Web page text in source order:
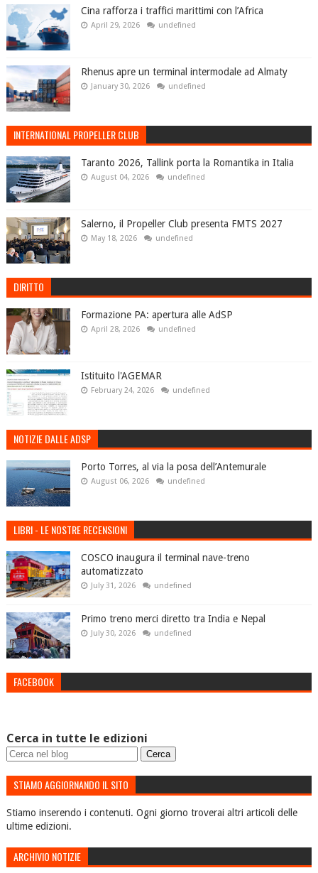
Cina rafforza i traffici marittimi con l’Africa
April 29, 2026 undefined
Rhenus apre un terminal intermodale ad Almaty
January 30, 2026 undefined
INTERNATIONAL PROPELLER CLUB
Taranto 2026, Tallink porta la Romantika in Italia
August 04, 2026 undefined
Salerno, il Propeller Club presenta FMTS 2027
May 18, 2026 undefined
DIRITTO
Formazione PA: apertura alle AdSP
April 28, 2026 undefined
Istituito l'AGEMAR
February 24, 2026 undefined
NOTIZIE DALLE ADSP
Porto Torres, al via la posa dell’Antemurale
August 06, 2026 undefined
LIBRI - LE NOSTRE RECENSIONI
COSCO inaugura il terminal nave-treno
automatizzato
July 31, 2026 undefined
Primo treno merci diretto tra India e Nepal
July 30, 2026 undefined
FACEBOOK
Cerca in tutte le edizioni
STIAMO AGGIORNANDO IL SITO
Stiamo inserendo i contenuti. Ogni giorno troverai altri articoli delle
ultime edizioni.
ARCHIVIO NOTIZIE